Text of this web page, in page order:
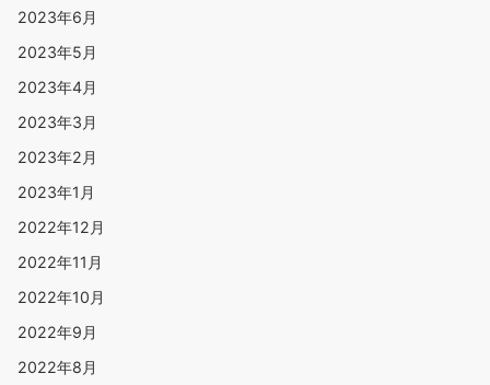
2023年6月
2023年5月
2023年4月
2023年3月
2023年2月
2023年1月
2022年12月
2022年11月
2022年10月
2022年9月
2022年8月